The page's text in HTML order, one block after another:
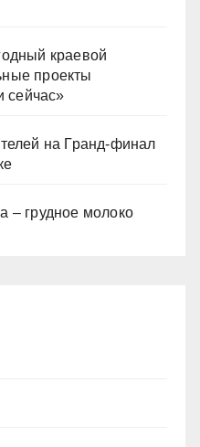
краевой
проекты
сейчас»
на Гранд-финал
– грудное молоко